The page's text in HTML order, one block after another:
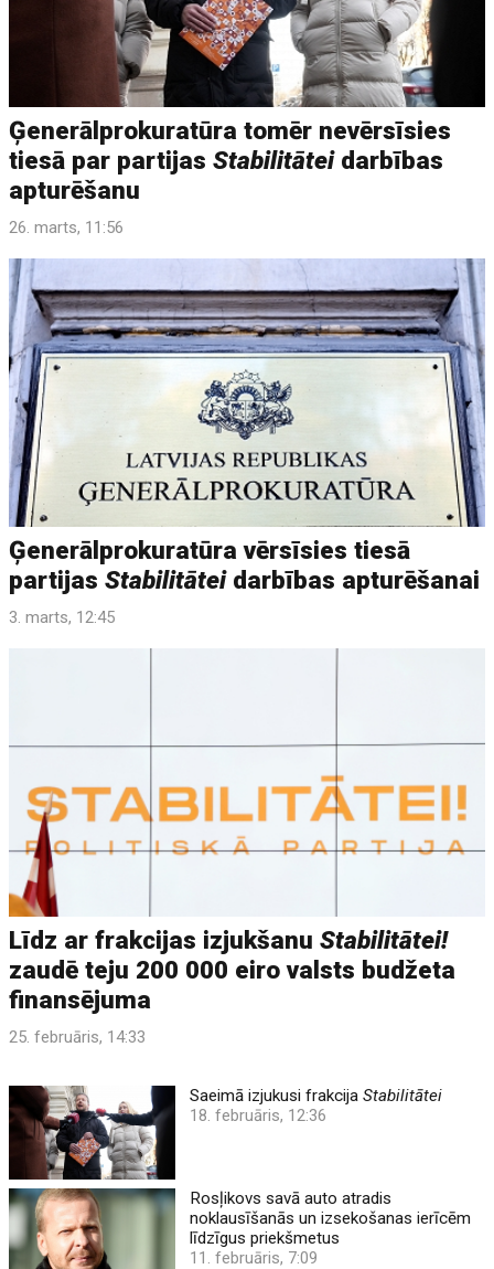
Ģenerālprokuratūra tomēr nevērsīsies
tiesā par partijasStabilitāteidarbības
apturēšanu
26. marts, 11:56
Ģenerālprokuratūra vērsīsies tiesā
partijasStabilitāteidarbības apturēšanai
3. marts, 12:45
Līdz ar frakcijas izjukšanuStabilitātei!
zaudē teju 200 000 eiro valsts budžeta
finansējuma
25. februāris, 14:33
Saeimā izjukusi frakcijaStabilitātei
18. februāris, 12:36
Rosļikovs savā auto atradis
noklausīšanās un izsekošanas ierīcēm
līdzīgus priekšmetus
11. februāris, 7:09